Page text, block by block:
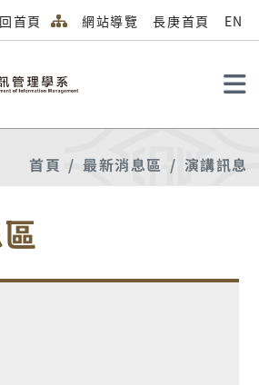
回首頁 網站導覽 長庚首頁 EN
首頁 最新消息區 演講訊息